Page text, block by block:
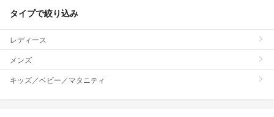
タイプで絞り込み
レディース
メンズ
キッズ／ベビー／マタニティ